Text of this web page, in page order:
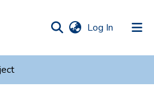
Log In (current)